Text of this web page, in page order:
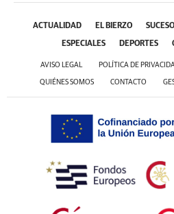
ACTUALIDAD EL BIERZO
ESPECIALES DEPORTES
AVISO LEGAL POLÍTICA DE
QUIÉNES SOMOS CONTACTO